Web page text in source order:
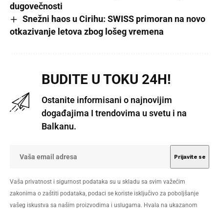
dugovečnosti
Snežni haos u Cirihu: SWISS primoran na novo
otkazivanje letova zbog lošeg vremena
BUDITE U TOKU 24H!
Ostanite informisani o najnovijim
događajima I trendovima u svetu i na
Balkanu.
Vaša privatnost i sigurnost podataka su u skladu sa svim važećim
zakonima o zaštiti podataka, podaci se koriste isključivo za poboljšanje
vašeg iskustva sa našim proizvodima i uslugama. Hvala na ukazanom